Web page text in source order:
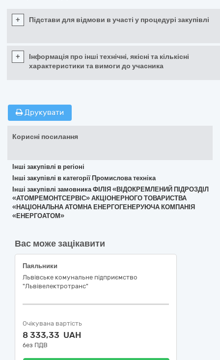
+ Підстави для відмови в участі у процедурі закупівлі
+
Інформація про інші технічні, якісні та кількісні
характеристики та вимоги до учасника
Друкувати
Корисні посилання
Інші закупівлі в регіоні
Інші закупівлі в категорії Промислова техніка
Інші закупівлі замовника ФІЛІЯ «ВІДОКРЕМЛЕНИЙ ПІДРОЗДІЛ
«АТОМРЕМОНТСЕРВІС» АКЦІОНЕРНОГО ТОВАРИСТВА
«НАЦІОНАЛЬНА АТОМНА ЕНЕРГОГЕНЕРУЮЧА КОМПАНІЯ
«ЕНЕРГОАТОМ»
Вас може зацікавити
Паяльники
Львівське комунальне підприємство
"Львівелектротранс"
Очікувана вартість
8 333,33 UAH
без ПДВ